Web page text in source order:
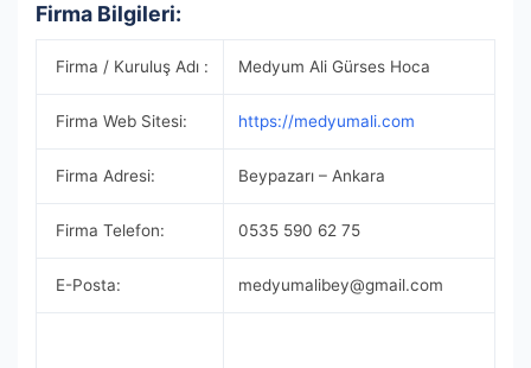
Firma Bilgileri:
Firma / Kuruluş Adı : Medyum Ali Gürses Hoca
Firma Web Sitesi: https://medyumali.com
Firma Adresi: Beypazarı – Ankara
Firma Telefon: 0535 590 62 75
E-Posta: medyumalibey@gmail.com